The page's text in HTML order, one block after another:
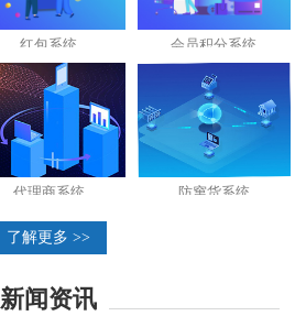
红包系统 会员积分系统
代理商系统 防窜货系统
了解更多 >>
新闻资讯